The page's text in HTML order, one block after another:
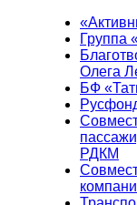
Группа
Олега
БФ
РДКМ